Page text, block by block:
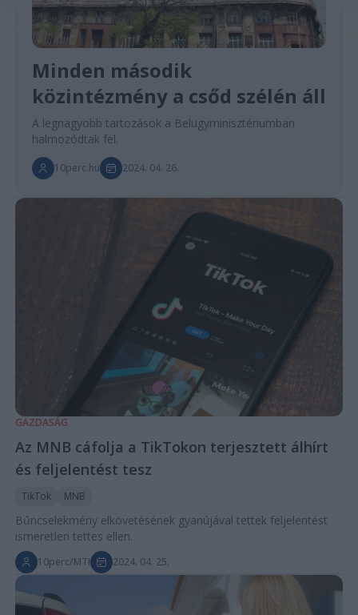
Minden második
közintézmény a csőd szélén áll
A legnagyobb tartozások a Belügyminisztériumban
halmozódtak fel.
10perc.hu 2024. 04. 26.
GAZDASÁG
Az MNB cáfolja a TikTokon terjesztett álhírt
és feljelentést tesz
TikTok MNB
Bűncselekmény elkövetésének gyanújával tettek feljelentést
ismeretlen tettes ellen.
10perc/MTI 2024. 04. 25.